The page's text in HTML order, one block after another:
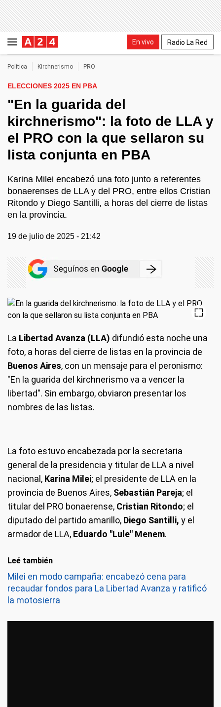
En vivo Radio La Red
Política Kirchnerismo PRO
ELECCIONES 2025 EN PBA
"En la guarida del
kirchnerismo": la foto de LLA y
el PRO con la que sellaron su
lista conjunta en PBA
Karina Milei encabezó una foto junto a referentes
bonaerenses de LLA y del PRO, entre ellos Cristian
Ritondo y Diego Santilli, a horas del cierre de listas
en la provincia.
19 de julio de 2025 - 21:42
La Libertad Avanza (LLA) difundió esta noche una
foto, a horas del cierre de listas en la provincia de
Buenos Aires, con un mensaje para el peronismo:
"En la guarida del kirchnerismo va a vencer la
libertad". Sin embargo, obviaron presentar los
nombres de las listas.
La foto estuvo encabezada por la secretaria
general de la presidencia y titular de LLA a nivel
nacional, Karina Milei; el presidente de LLA en la
provincia de Buenos Aires, Sebastián Pareja; el
titular del PRO bonaerense, Cristian Ritondo; el
diputado del partido amarillo, Diego Santilli, y el
armador de LLA, Eduardo "Lule" Menem.
Leé también
Milei en modo campaña: encabezó cena para
recaudar fondos para La Libertad Avanza y ratificó
la motosierra